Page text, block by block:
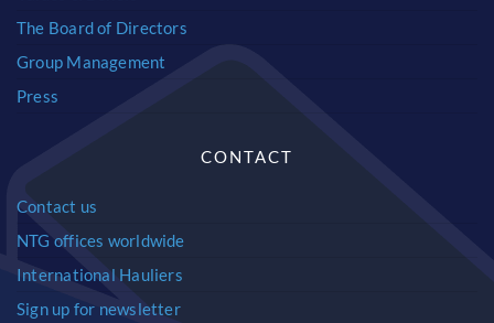
The Board of Directors
Group Management
Press
CONTACT
Contact us
NTG offices worldwide
International Hauliers
Sign up for newsletter